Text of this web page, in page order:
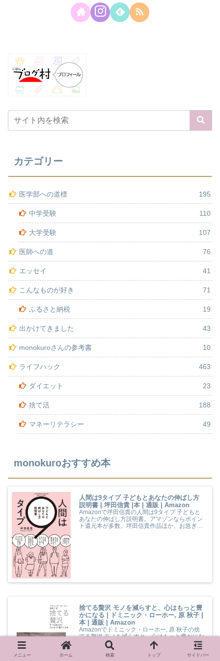
カテゴリー
医学部への道標 195
中学受験 110
大学受験 107
医師への道 76
エッセイ 41
こんなものが好き 71
ふるさと納税 19
出かけてきました 43
monokuroさんの参考書 10
ライフハック 463
ダイエット 23
捨て活 188
マネーリテラシー 49
monokuroおすすめ本
人間は9タイプ 子どもとあなたの伸ばし方
説明書 | 坪田信貴 |本 | 通販 | Amazon
Amazonで坪田信貴の人間は9タイプ 子どもと
あなたの伸ばし方説明書。アマゾンならポイン
ト還元本が多数。坪田信貴作品ほか、お急ぎ便
捨てる贅沢 モノを減らすと、心はもっと豊
かになる | ドミニック・ローホー, 原 秋子 |
本 | 通販 | Amazon
Amazonでドミニック・ローホー, 原 秋子の捨
てる贅沢 モノを減らすと、心はもっと豊かにな
る。アマゾンならポイント還元本が多数。ドミ
ニック・ローホー, 原 秋子作品ほか、お急ぎ便
対象商品は当日お届けも可能。また捨てる贅沢
メニュー ホーム 検索 トップ サイドバー